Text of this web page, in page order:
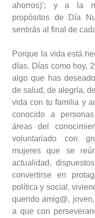
ahorros)’; y a la
propósitos de Día
sentirás al final de
Porque la vida está
días. Días como hoy,
algo que has
de salud, de alegría,
vida con tu familia y
conocido a
áreas del
voluntariado con
mujeres que se
actualidad,
convertirse en
política y social,
querido amig@,
a que con